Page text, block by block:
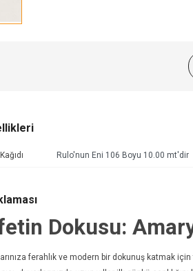
Rulo'nun Eni 106 Boyu 10.00 mt'dir
Dokusu:
ferahlık ve modern bir dokunuş katmak